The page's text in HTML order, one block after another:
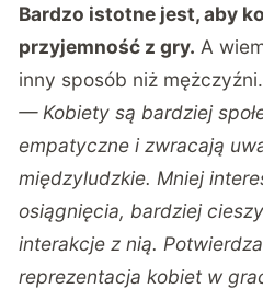
Bardzo istotne jest, aby
przyjemność z gry. A
inny sposób niż mężczyźni.
— Kobiety są bardziej
empatyczne i zwracają
międzyludzkie. Mniej
osiągnięcia, bardziej
interakcje z nią.
reprezentacja kobiet w